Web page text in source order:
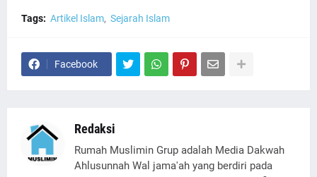
Tags: Artikel Islam Sejarah Islam
Facebook
Redaksi
Rumah Muslimin Grup adalah Media Dakwah
Ahlusunnah Wal jama'ah yang berdiri pada